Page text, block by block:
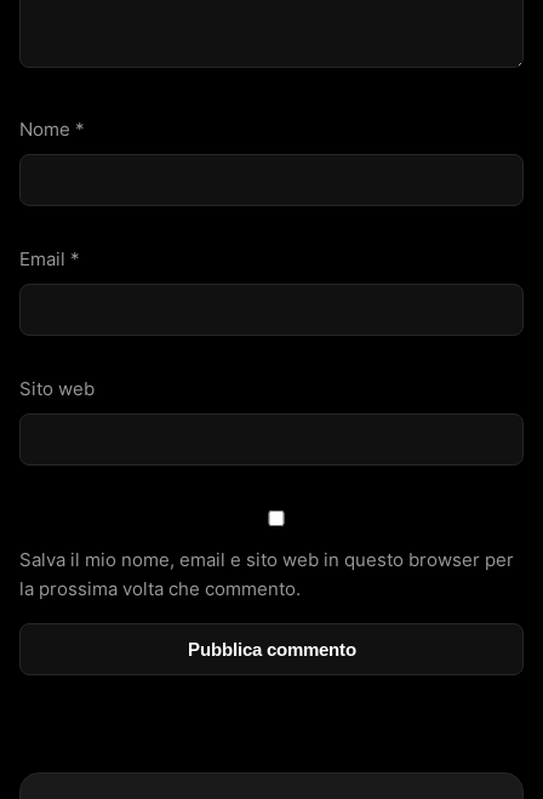
Nome *
Email *
Sito web
Salva il mio nome, email e sito web in questo browser per
la prossima volta che commento.